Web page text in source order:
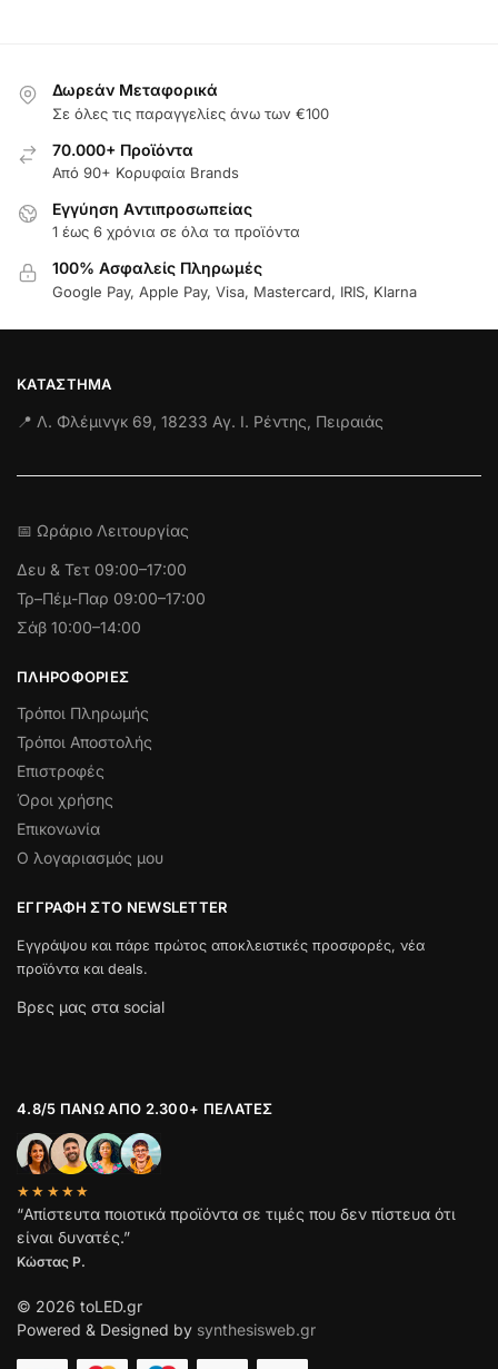
Δωρεάν Μεταφορικά
Σε όλες τις παραγγελίες άνω των €100
70.000+ Προϊόντα
Από 90+ Κορυφαία Brands
Εγγύηση Aντιπροσωπείας
1 έως 6 χρόνια σε όλα τα προϊόντα
100% Ασφαλείς Πληρωμές
Google Pay, Apple Pay, Visa, Mastercard, IRIS, Klarna
ΚΑΤΆΣΤΗΜΑ
📍 Λ. Φλέμινγκ 69, 18233 Αγ. Ι. Ρέντης, Πειραιάς
📅 Ωράριο Λειτουργίας
Δευ & Τετ 09:00–17:00
Τρ–Πέμ-Παρ 09:00–17:00
Σάβ 10:00–14:00
ΠΛΗΡΟΦΟΡΊΕΣ
Τρόποι Πληρωμής
Τρόποι Αποστολής
Επιστροφές
Όροι χρήσης
Επικονωνία
Ο λογαριασμός μου
ΕΓΓΡΑΦΉ ΣΤΟ NEWSLETTER
Εγγράψου και πάρε πρώτος αποκλειστικές προσφορές, νέα
προϊόντα και deals.
Βρες μας στα social
4.8/5 ΠΆΝΩ ΑΠΌ 2.300+ ΠΕΛΆΤΕΣ
★★★★★
“Απίστευτα ποιοτικά προϊόντα σε τιμές που δεν πίστευα ότι
είναι δυνατές.”
Κώστας Ρ.
© 2026 toLED.gr
Powered & Designed by synthesisweb.gr